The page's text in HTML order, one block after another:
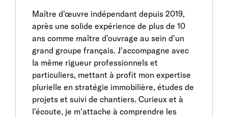
Maître d'œuvre indépendant depuis 2019,
après une solide expérience de plus de 10
ans comme maître d'ouvrage au sein d'un
grand groupe français. J'accompagne avec
la même rigueur professionnels et
particuliers, mettant à profit mon expertise
plurielle en stratégie immobilière, études de
projets et suivi de chantiers. Curieux et à
l'écoute, je m'attache à comprendre les